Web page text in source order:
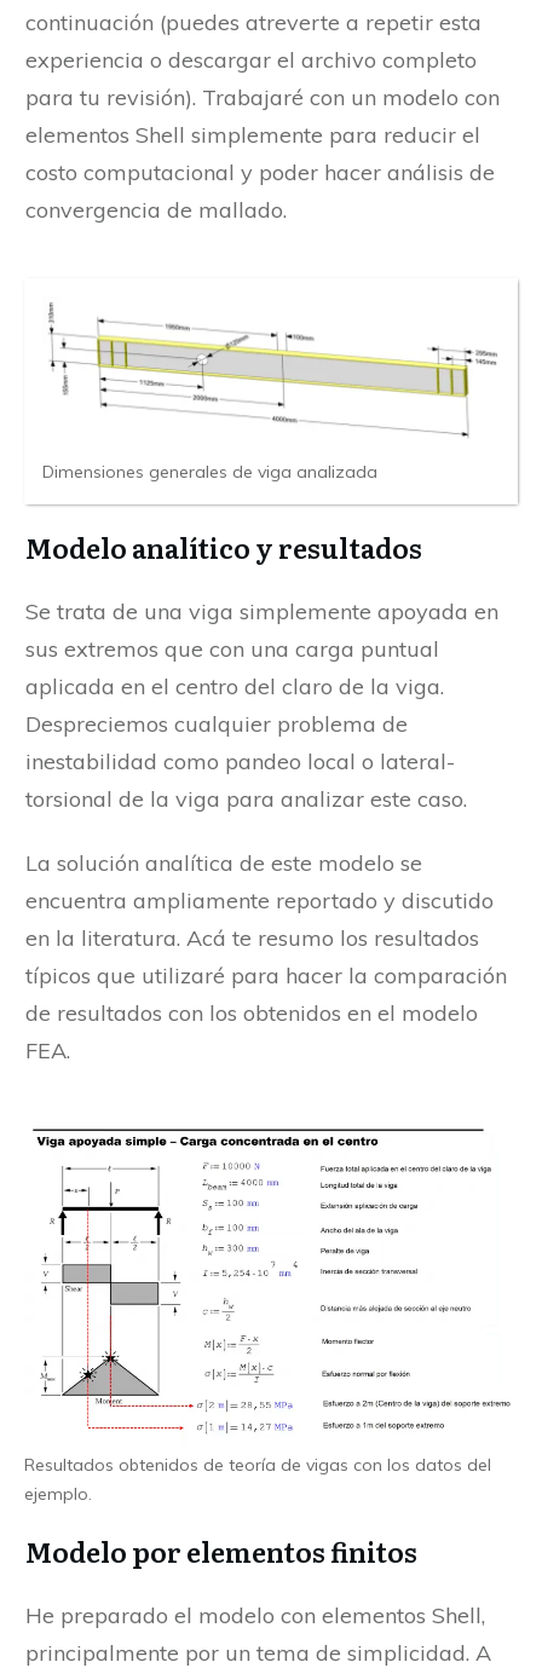
continuación (puedes atreverte a repetir esta
experiencia o descargar el archivo completo
para tu revisión). Trabajaré con un modelo con
elementos Shell simplemente para reducir el
costo computacional y poder hacer análisis de
convergencia de mallado.
Dimensiones generales de viga analizada
Modelo analítico y resultados
Se trata de una viga simplemente apoyada en
sus extremos que con una carga puntual
aplicada en el centro del claro de la viga.
Despreciemos cualquier problema de
inestabilidad como pandeo local o lateral-
torsional de la viga para analizar este caso.
La solución analítica de este modelo se
encuentra ampliamente reportado y discutido
en la literatura. Acá te resumo los resultados
típicos que utilizaré para hacer la comparación
de resultados con los obtenidos en el modelo
FEA.
Resultados obtenidos de teoría de vigas con los datos del
ejemplo.
Modelo por elementos finitos
He preparado el modelo con elementos Shell,
principalmente por un tema de simplicidad. A